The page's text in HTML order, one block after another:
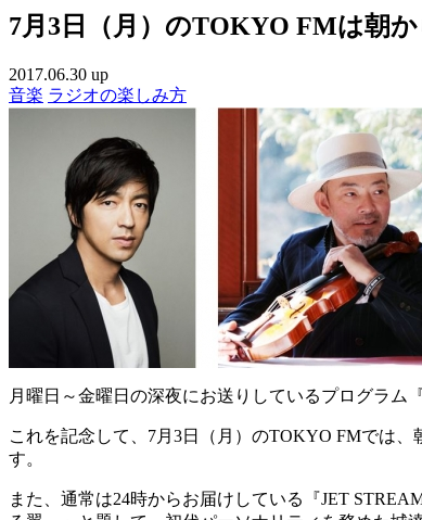
7月3日（月）のTOKYO FMは朝
2017.06.30 up
音楽 ラジオの楽しみ方
月曜日～金曜日の深夜にお送りしているプログラム
これを記念して、7月3日（月）のTOKYO FMでは
す。
また、通常は24時からお届けしている『JET